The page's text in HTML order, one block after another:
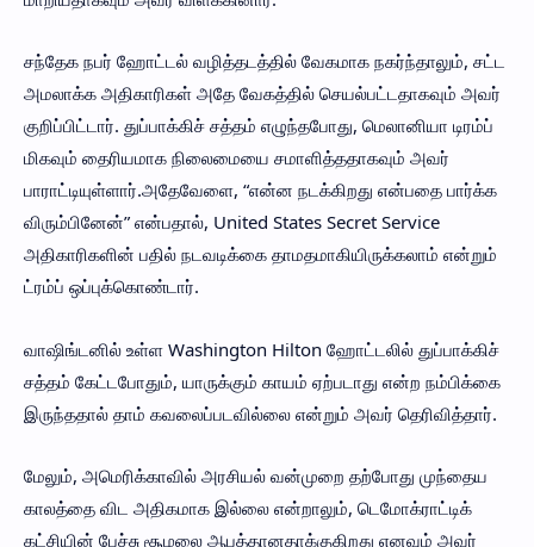
சந்தேக நபர் ஹோட்டல் வழித்தடத்தில் வேகமாக நகர்ந்தாலும், சட்ட
அமலாக்க அதிகாரிகள் அதே வேகத்தில் செயல்பட்டதாகவும் அவர்
குறிப்பிட்டார். துப்பாக்கிச் சத்தம் எழுந்தபோது, மெலானியா டிரம்ப்
மிகவும் தைரியமாக நிலைமையை சமாளித்ததாகவும் அவர்
பாராட்டியுள்ளார்.அதேவேளை, “என்ன நடக்கிறது என்பதை பார்க்க
விரும்பினேன்” என்பதால், United States Secret Service
அதிகாரிகளின் பதில் நடவடிக்கை தாமதமாகியிருக்கலாம் என்றும்
ட்ரம்ப் ஒப்புக்கொண்டார்.
வாஷிங்டனில் உள்ள Washington Hilton ஹோட்டலில் துப்பாக்கிச்
சத்தம் கேட்டபோதும், யாருக்கும் காயம் ஏற்படாது என்ற நம்பிக்கை
இருந்ததால் தாம் கவலைப்படவில்லை என்றும் அவர் தெரிவித்தார்.
மேலும், அமெரிக்காவில் அரசியல் வன்முறை தற்போது முந்தைய
காலத்தை விட அதிகமாக இல்லை என்றாலும், டெமோக்ராட்டிக்
கட்சியின் பேச்சு சூழலை ஆபத்தானதாக்குகிறது எனவும் அவர்